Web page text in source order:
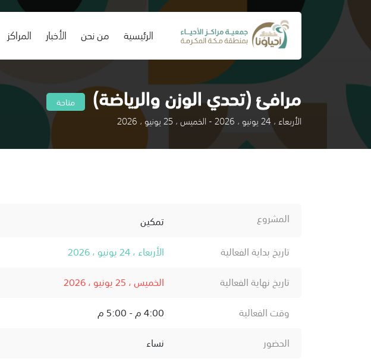
الرئيسية
(current) من نحن الأخبار المراكز
مرافئ (تحدي الوزن والرياضة) متاحة
الأربعاء ، 24 يونيو ، 2026 - الخميس ، 25 يونيو ، 2026
المشروع
تمكين
تاريخ بداية الفعالية
الأربعاء ، 24 يونيو ، 2026
تاريخ نهاية الفعالية
الخميس ، 25 يونيو ، 2026
وقت الفعالية
4:00 م - 5:00 م
الحضور
نساء